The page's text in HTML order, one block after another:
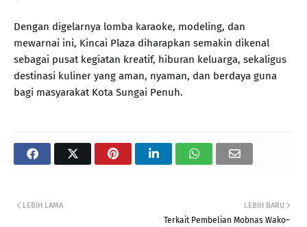
Dengan digelarnya lomba karaoke, modeling, dan
mewarnai ini, Kincai Plaza diharapkan semakin dikenal
sebagai pusat kegiatan kreatif, hiburan keluarga, sekaligus
destinasi kuliner yang aman, nyaman, dan berdaya guna
bagi masyarakat Kota Sungai Penuh.
LEBIH BARU
Terkait Pembelian Mobnas Wako–
LEBIH LAMA